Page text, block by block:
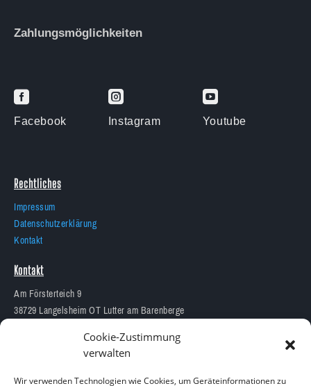
Cookie-Zustimmung
verwalten
Wir verwenden Technologien wie Cookies, um Geräteinformationen zu
Zahlungsmöglichkeiten

Facebook

Instagram

Youtube
Rechtliches
Impressum
Datenschutzerklärung
Kontakt
Kontakt
Am Försterteich 9
38729 Langelsheim OT Lutter am Barenberge
info@aquarium-lutter.de